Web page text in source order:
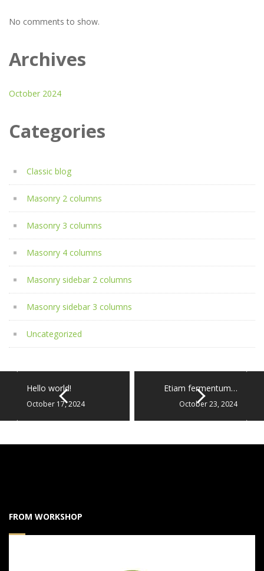
No comments to show.
Archives
October 2024
Categories
Classic blog
Masonry 2 columns
Masonry 3 columns
Masonry 4 columns
Masonry sidebar 2 columns
Masonry sidebar 3 columns
Uncategorized
Hello world!
October 17, 2024
Etiam fermentum…
October 23, 2024
FROM WORKSHOP